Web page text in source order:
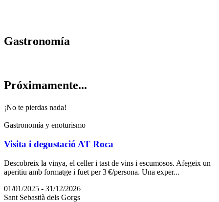
Gastronomía
Próximamente...
¡No te pierdas nada!
Gastronomía y enoturismo
Visita i degustació AT Roca
Descobreix la vinya, el celler i tast de vins i escumosos. Afegeix un
aperitiu amb formatge i fuet per 3 €/persona. Una exper...
01/01/2025 - 31/12/2026
Sant Sebastià dels Gorgs